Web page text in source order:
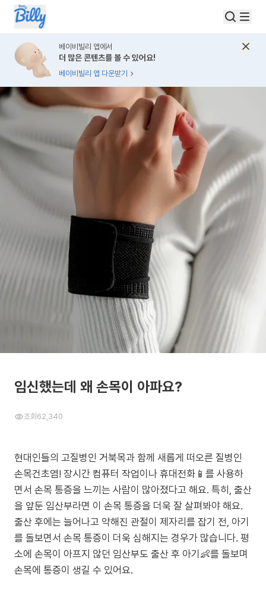
베이비빌리 앱에서
더 많은 콘텐츠를 볼 수 있어요!
베이비빌리 앱 다운받기
임신했는데 왜 손목이 아파요?
조회 62,340
현대인들의 고질병인 거북목과 함께 새롭게 떠오른 질병인
손목건초염! 장시간 컴퓨터 작업이나 휴대전화📱를 사용하
면서 손목 통증을 느끼는 사람이 많아졌다고 해요. 특히, 출산
을 앞둔 임산부라면 이 손목 통증을 더욱 잘 살펴봐야 해요.
출산 후에는 늘어나고 약해진 관절이 제자리를 잡기 전, 아기
를 돌보면서 손목 통증이 더욱 심해지는 경우가 많습니다. 평
소에 손목이 아프지 않던 임산부도 출산 후 아기👶를 돌보며
손목에 통증이 생길 수 있어요.